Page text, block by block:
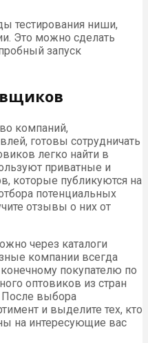
тестирования ниши,
Это можно сделать
запуск
компаний,
готовы сотрудничать
легко найти в
приватные и
которые публикуются на
потенциальных
отзывы о них от
через каталоги
компании всегда
покупателю по
оптовиков из стран
После выбора
и выделите тех, кто
на интересующие вас